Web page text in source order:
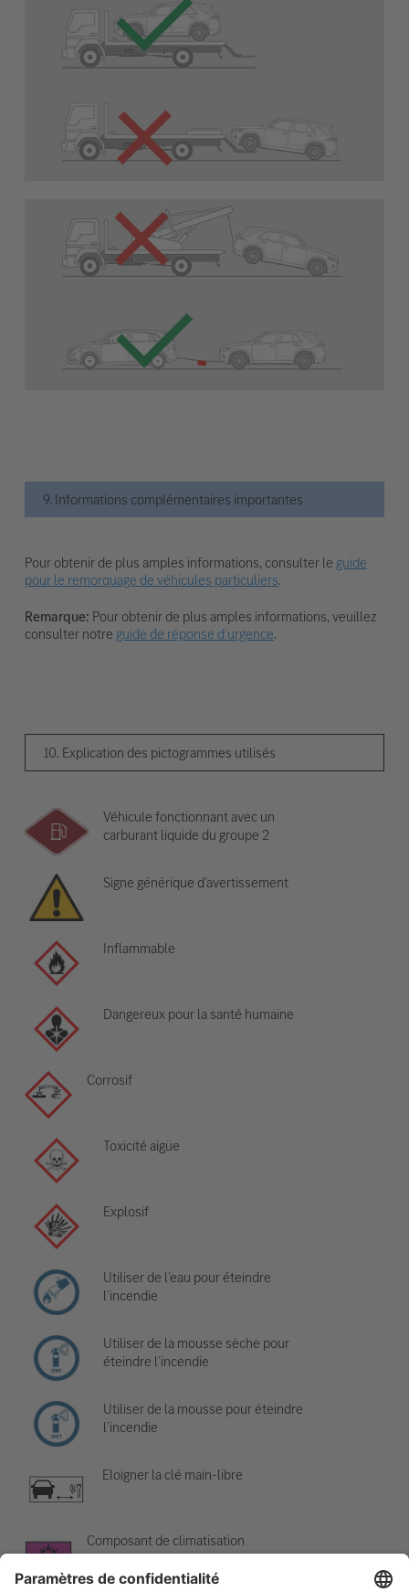
9. Informations complémentaires importantes
Pour obtenir de plus amples informations, consulter le guide
pour le remorquage de véhicules particuliers.
Remarque: Pour obtenir de plus amples informations, veuillez
consulter notre guide de réponse d’urgence.
10. Explication des pictogrammes utilisés
Véhicule fonctionnant avec un
carburant liquide du groupe 2
Signe générique d’avertissement
Inflammable
Dangereux pour la santé humaine
Corrosif
Toxicité aigüe
Explosif
Utiliser de l’eau pour éteindre
l’incendie
Utiliser de la mousse sèche pour
éteindre l’incendie
Utiliser de la mousse pour éteindre
l’incendie
Eloigner la clé main-libre
Composant de climatisation